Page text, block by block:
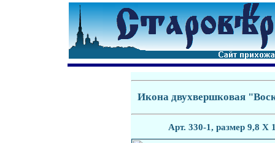
Икона двухвершковая
Арт. 330-1, размер 9,8 Х